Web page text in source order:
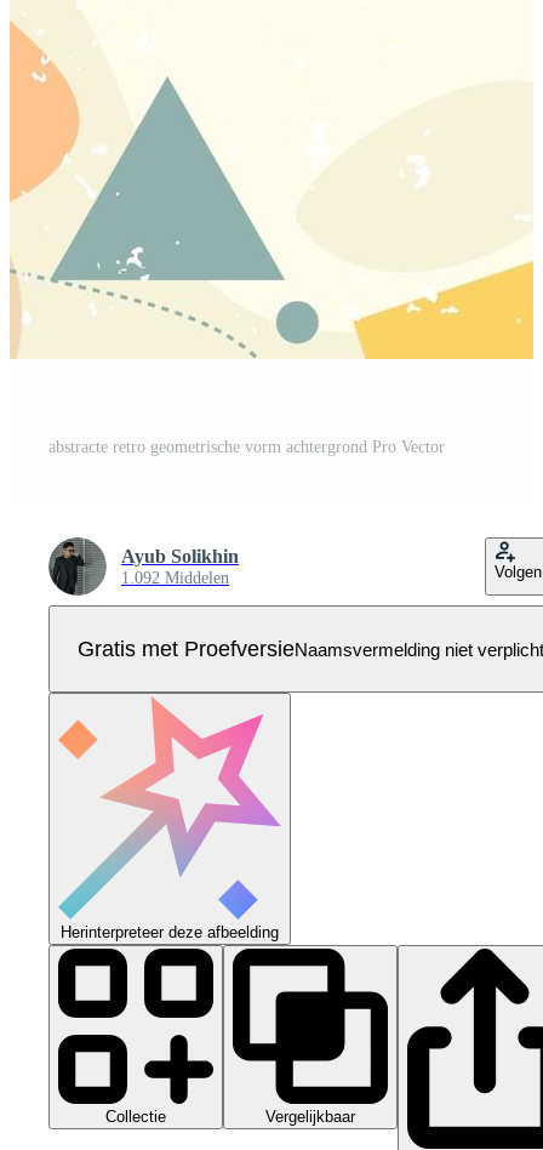
abstracte retro geometrische vorm achtergrond Pro Vector
Ayub Solikhin
1.092 Middelen Volgen
Gratis met ProefversieNaamsvermelding niet verplicht
Herinterpreteer deze afbeelding
Collectie Vergelijkbaar